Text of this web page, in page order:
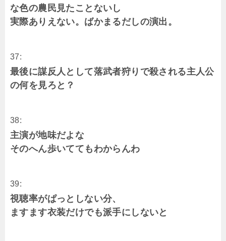
な色の農民見たことないし
実際ありえない。ばかまるだしの演出。
37:
最後に謀反人として落武者狩りで殺される主人公
の何を見ろと？
38:
主演が地味だよな
そのへん歩いててもわからんわ
39:
視聴率がぱっとしない分、
ますます衣装だけでも派手にしないと